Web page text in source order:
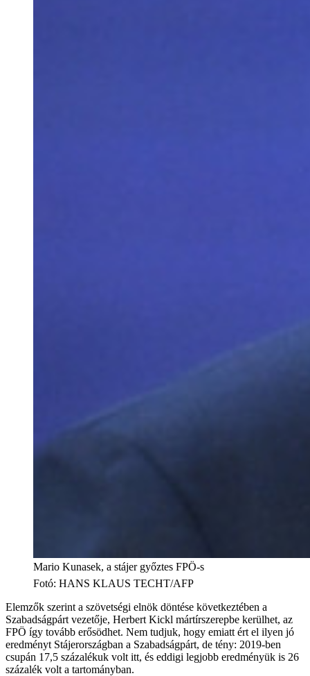
Mario Kunasek, a stájer győztes FPÖ-s
Fotó: HANS KLAUS TECHT/AFP
Elemzők szerint a szövetségi elnök döntése következtében a
Szabadságpárt vezetője, Herbert Kickl mártírszerepbe kerülhet, az
FPÖ így tovább erősödhet. Nem tudjuk, hogy emiatt ért el ilyen jó
eredményt Stájerországban a Szabadságpárt, de tény: 2019-ben
csupán 17,5 százalékuk volt itt, és eddigi legjobb eredményük is 26
százalék volt a tartományban.